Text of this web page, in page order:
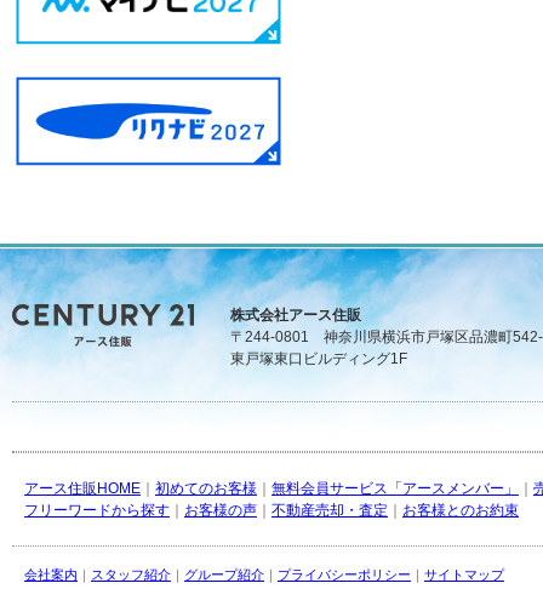
株式会社アース住販
〒244-0801 神奈川県横浜市戸塚区品濃町
東戸塚東口ビルディング1F
アース住販HOME 初めてのお客様 無料会員サービス「アースメンバー」
フリーワードから探す
お客様の声 不動産売却・査定 お客様とのお約束
会社案内 スタッフ紹介 グループ紹介 プライバシーポリシー サイトマップ